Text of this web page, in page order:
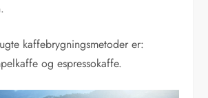
kaffebrygningsmetoder er:
og espressokaffe.